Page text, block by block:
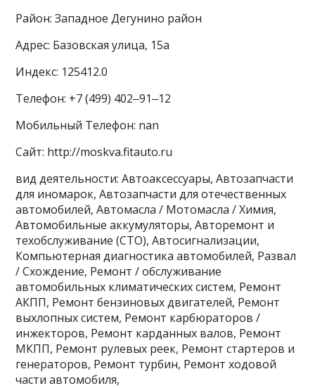
Район: Западное Дегунино район
Адрес: Базовская улица, 15а
Индекс: 125412.0
Телефон: +7 (499) 402‒91‒12
Мобильный Телефон: nan
Сайт: http://moskva.fitauto.ru
вид деятельности: Автоаксессуары, Автозапчасти
для иномарок, Автозапчасти для отечественных
автомобилей, Автомасла / Мотомасла / Химия,
Автомобильные аккумуляторы, Авторемонт и
техобслуживание (СТО), Автосигнализации,
Компьютерная диагностика автомобилей, Развал
/ Схождение, Ремонт / обслуживание
автомобильных климатических систем, Ремонт
АКПП, Ремонт бензиновых двигателей, Ремонт
выхлопных систем, Ремонт карбюраторов /
инжекторов, Ремонт карданных валов, Ремонт
МКПП, Ремонт рулевых реек, Ремонт стартеров и
генераторов, Ремонт турбин, Ремонт ходовой
части автомобиля,